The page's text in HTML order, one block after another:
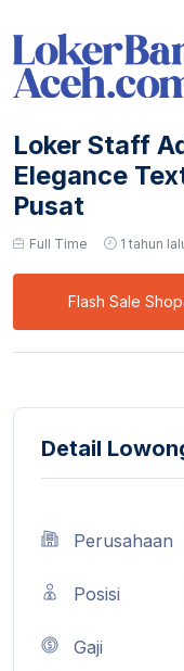
Loker Staff
Elegance
Pusat
Full Time 1 tahun
Flash Sale
Detail
Perusahaan
Posisi
Gaji